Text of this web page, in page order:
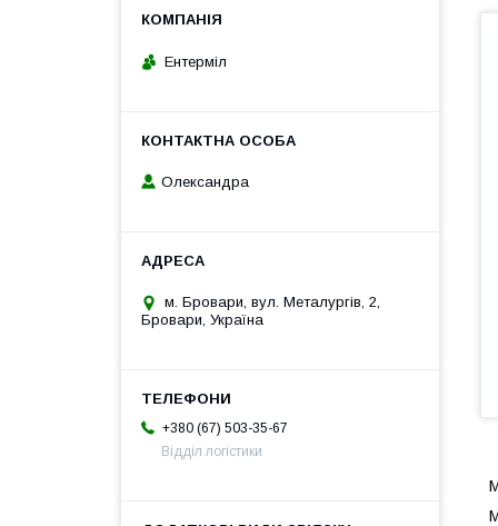
Ентерміл
Олександра
м. Бровари, вул. Металургів, 2,
Бровари, Україна
+380 (67) 503-35-67
Відділ логістики